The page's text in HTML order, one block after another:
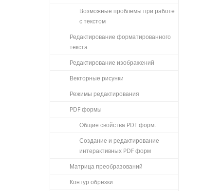
Возможные проблемы при работе
с текстом
Редактирование форматированного
текста
Редактирование изображений
Векторные рисунки
Режимы редактирования
PDF формы
Общие свойства PDF форм.
Создание и редактирование
интерактивных PDF форм
Матрица преобразований
Контур обрезки